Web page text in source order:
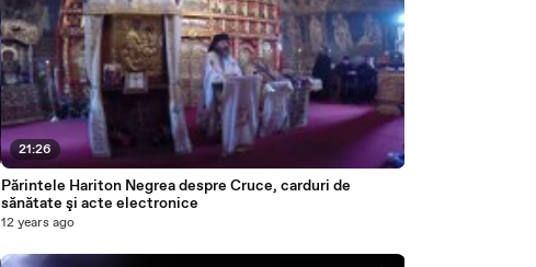
21:26
Părintele Hariton Negrea despre Cruce, carduri de
sănătate şi acte electronice
12 years ago